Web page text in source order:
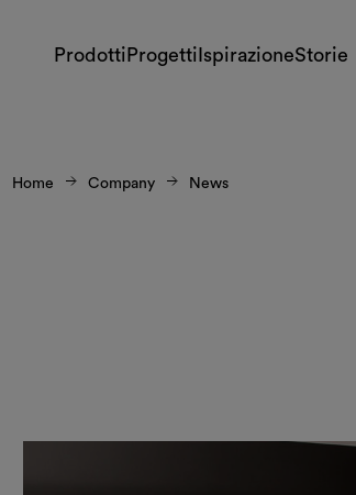
Prodotti Progetti IspirazioneStorie
Home Company News